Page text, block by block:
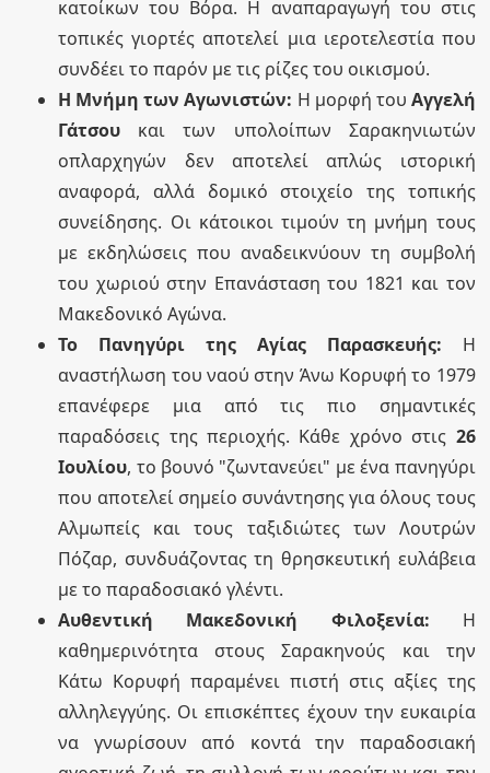
κατοίκων του Βόρα. Η αναπαραγωγή του στις
τοπικές γιορτές αποτελεί μια ιεροτελεστία που
συνδέει το παρόν με τις ρίζες του οικισμού.
Η Μνήμη των Αγωνιστών: Η μορφή του Αγγελή
Γάτσου και των υπολοίπων Σαρακηνιωτών
οπλαρχηγών δεν αποτελεί απλώς ιστορική
αναφορά, αλλά δομικό στοιχείο της τοπικής
συνείδησης. Οι κάτοικοι τιμούν τη μνήμη τους
με εκδηλώσεις που αναδεικνύουν τη συμβολή
του χωριού στην Επανάσταση του 1821 και τον
Μακεδονικό Αγώνα.
Το Πανηγύρι της Αγίας Παρασκευής: Η
αναστήλωση του ναού στην Άνω Κορυφή το 1979
επανέφερε μια από τις πιο σημαντικές
παραδόσεις της περιοχής. Κάθε χρόνο στις 26
Ιουλίου, το βουνό "ζωντανεύει" με ένα πανηγύρι
που αποτελεί σημείο συνάντησης για όλους τους
Αλμωπείς και τους ταξιδιώτες των Λουτρών
Πόζαρ, συνδυάζοντας τη θρησκευτική ευλάβεια
με το παραδοσιακό γλέντι.
Αυθεντική Μακεδονική Φιλοξενία: Η
καθημερινότητα στους Σαρακηνούς και την
Κάτω Κορυφή παραμένει πιστή στις αξίες της
αλληλεγγύης. Οι επισκέπτες έχουν την ευκαιρία
να γνωρίσουν από κοντά την παραδοσιακή